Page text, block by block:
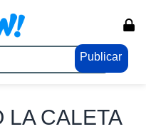
Publicar
LA CALETA